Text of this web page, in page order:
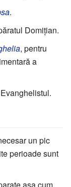
.
Domiţian.
, pentru
a
Evanghelistul.
un pic
perioade sunt
aşa cum